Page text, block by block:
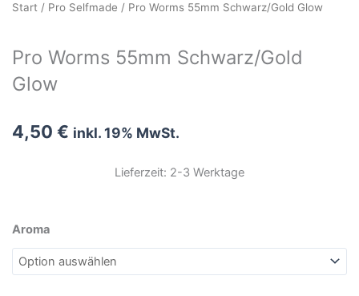
Start / Pro Selfmade / Pro Worms 55mm Schwarz/Gold Glow
Pro Worms 55mm Schwarz/Gold
Glow
4,50 € inkl. 19% MwSt.
Lieferzeit: 2-3 Werktage
Aroma
Pro
Worms
55mm